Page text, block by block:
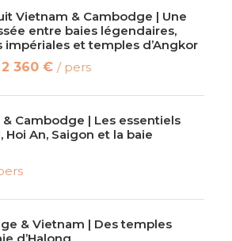
Vietnam & Cambodge | Une
entre baies légendaires,
impériales et temples d’Angkor
2 360 € / pers
Cambodge | Les essentiels
Hoi An, Saigon et la baie
& Vietnam | Des temples
d’Halong